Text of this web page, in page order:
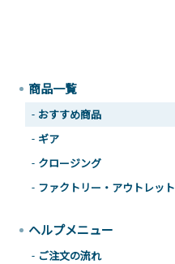
商品一覧
おすすめ商品
ギア
クロージング
ファクトリー・アウトレット
ヘルプメニュー
ご注文の流れ